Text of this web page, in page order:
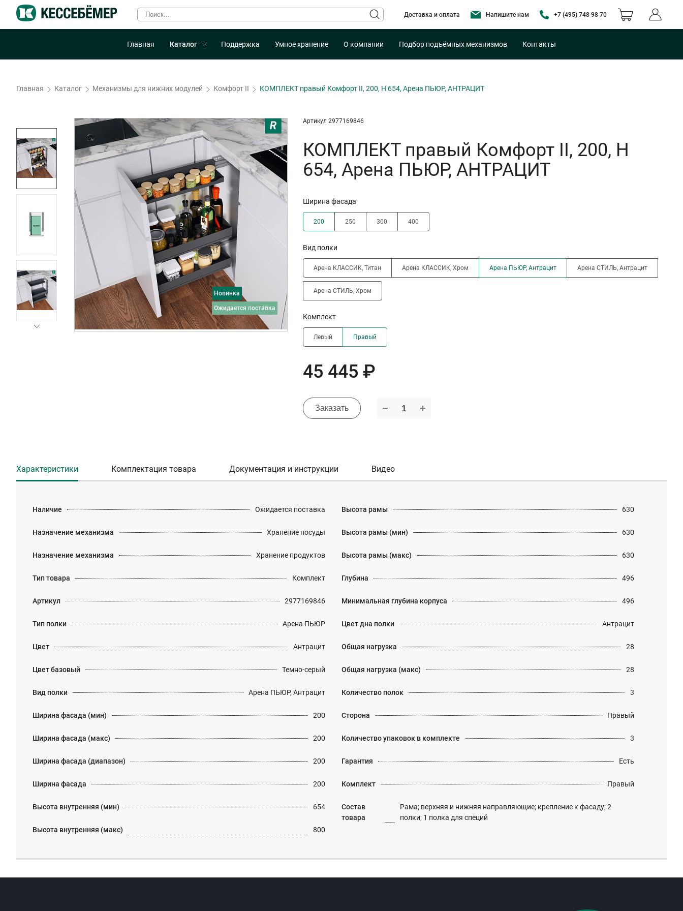
Доставка и оплата Напишите нам +7 (495) 748 98 70
Главная Каталог Поддержка Умное хранение О компании Подбор подъёмных механизмов Контакты
Главная Каталог Механизмы для нижних модулей Комфорт II КОМПЛЕКТ правый Комфорт II, 200, H 654, Арена ПЬЮР, АНТРАЦИТ
Новинка
ожидается поставка
Артикул 2977169846
КОМПЛЕКТ правый Комфорт II, 200, H
654, Арена ПЬЮР, АНТРАЦИТ
Ширина фасада
200 250 300 400
Вид полки
Арена КЛАССИК, Титан Арена КЛАССИК, Хром Арена ПЬЮР, Антрацит Арена СТИЛЬ, Антрацит
Арена СТИЛЬ, Хром
Комплект
Левый Правый
45 445 ₽
Заказать
Характеристики Комплектация товара Документация и инструкции Видео
Наличие Ожидается поставка
Назначение механизма Хранение посуды
Назначение механизма Хранение продуктов
Тип товара Комплект
Артикул 2977169846
Тип полки Арена ПЬЮР
Цвет Антрацит
Цвет базовый Темно-серый
Вид полки Арена ПЬЮР, Антрацит
Ширина фасада (мин) 200
Ширина фасада (макс) 200
Ширина фасада (диапазон) 200
Ширина фасада 200
Высота внутренняя (мин) 654
Высота внутренняя (макс) 800
Высота рамы 630
Высота рамы (мин) 630
Высота рамы (макс) 630
Глубина 496
Минимальная глубина корпуса 496
Цвет дна полки Антрацит
Общая нагрузка 28
Общая нагрузка (макс) 28
Количество полок 3
Сторона Правый
Количество упаковок в комплекте 3
Гарантия Есть
Комплект Правый
Состав
товара
Рама; верхняя и нижняя направляющие; крепление к фасаду; 2
полки; 1 полка для специй